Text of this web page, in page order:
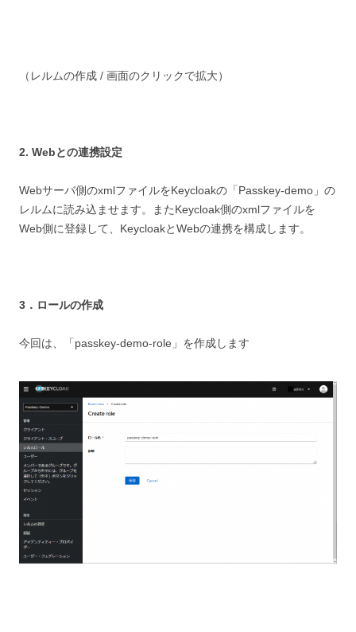
（レルムの作成 / 画面のクリックで拡大）
2. Webとの連携設定
Webサーバ側のxmlファイルをKeycloakの「Passkey-demo」の
レルムに読み込ませます。またKeycloak側のxmlファイルを
Web側に登録して、KeycloakとWebの連携を構成します。
3．ロールの作成
今回は、「passkey-demo-role」を作成します